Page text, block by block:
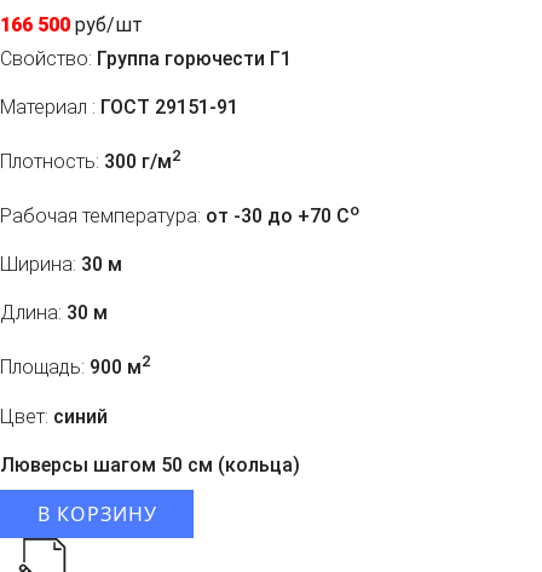
166 500 руб/шт
Свойство: Группа горючести Г1
Материал : ГОСТ 29151-91
Плотность: 300 г/м2
Рабочая температура: от -30 до +70 Co
Ширина: 30 м
Длина: 30 м
Площадь: 900 м2
Цвет: синий
Люверсы шагом 50 см (кольца)
В КОРЗИНУ